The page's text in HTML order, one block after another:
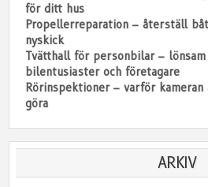
för ditt hus
Propellerreparation – återställ
nyskick
Tvätthall för personbilar –
bilentusiaster och företagare
Rörinspektioner – varför
göra
ARKIV